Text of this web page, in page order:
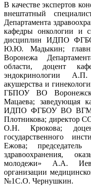
В качестве экспертов
внештатный
Департамента
кафедры онкологии и
дисциплин ИДПО
Ю.Ю. Мадыкин;
Воронежа
области, доцент
эндокринологии
акушерства и
ГБПОУ ВО
Мацаева; заведующая
ИДПО ФГБОУ ВО ВГМУ
Плотникова; директор
О.Н. Крюкова;
государственного
Ежова;
здравоохранения,
молодежи» А.А.
организации
№1С.О. Чернушкин.